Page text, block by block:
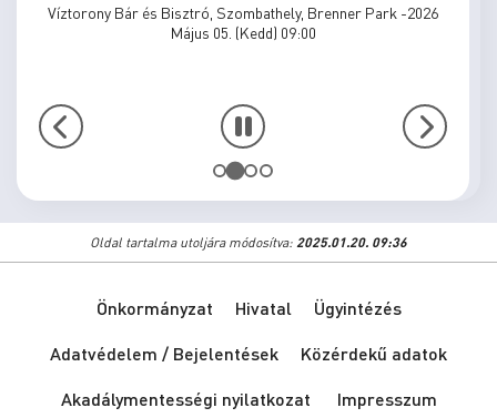
Víztorony Bár és Bisztró, Szombathely, Brenner Park -2026
Május 05. (Kedd) 09:00
Oldal tartalma utoljára módosítva: 2025.01.20. 09:36
Önkormányzat Hivatal
Ügyintézés
Adatvédelem / Bejelentések
Közérdekű adatok
Akadálymentességi nyilatkozat
Impresszum